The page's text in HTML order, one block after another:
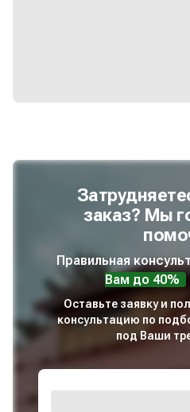
заказ? Мы
Правильная
Вам до 40%
Оставьте заявку и
консультацию по
под Ваши